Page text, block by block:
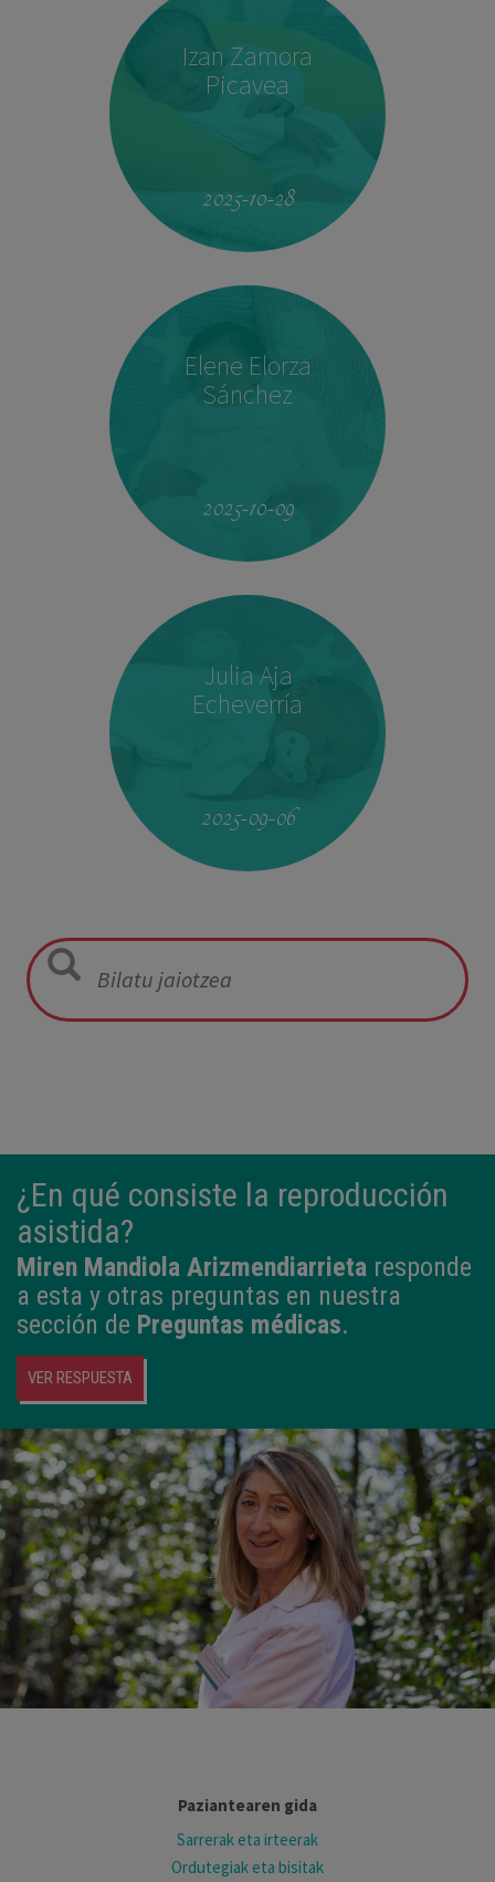
Izan Zamora
Picavea
2025-10-28
Elene Elorza
Sánchez
2025-10-09
Julia Aja
Echeverría
2025-09-06
¿En qué consiste la reproducción
asistida?
Miren Mandiola Arizmendiarrieta responde
a esta y otras preguntas en nuestra
sección de Preguntas médicas.
VER RESPUESTA
Paziantearen gida
Sarrerak eta irteerak
Ordutegiak eta bisitak